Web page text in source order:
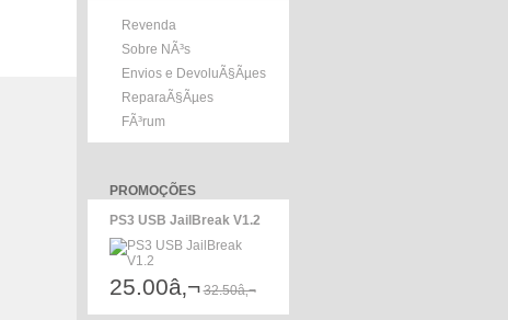
Revenda
Sobre NÃ³s
Envios e DevoluÃ§Ãµes
ReparaÃ§Ãµes
FÃ³rum
PROMOÇÕES
PS3 USB JailBreak V1.2
25.00â‚¬ 32.50â‚¬